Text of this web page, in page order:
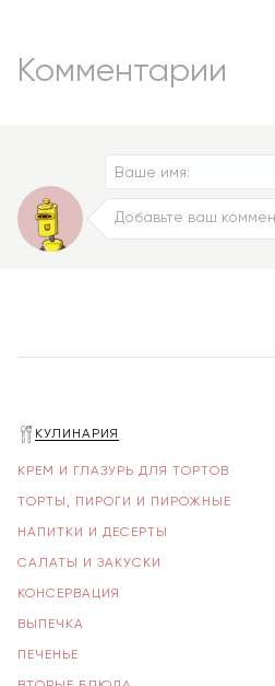
Комментарии
КУЛИНАРИЯ
КРЕМ И ГЛАЗУРЬ ДЛЯ ТОРТОВ
ТОРТЫ, ПИРОГИ И ПИРОЖНЫЕ
НАПИТКИ И ДЕСЕРТЫ
САЛАТЫ И ЗАКУСКИ
КОНСЕРВАЦИЯ
ВЫПЕЧКА
ПЕЧЕНЬЕ